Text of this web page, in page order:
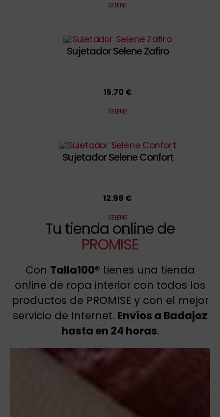
SELENE
Sujetador Selene Zafiro
15.70 €
SELENE
Sujetador Selene Confort
12.98 €
SELENE
Tu tienda online de
PROMISE
Con Talla100® tienes una tienda
online de ropa interior con todos los
productos de PROMISE y con el mejor
servicio de Internet. Envíos a Badajoz
hasta en 24 horas.